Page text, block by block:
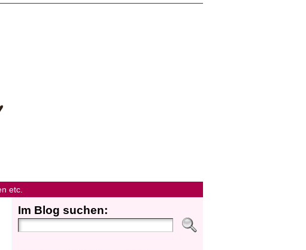
etc.
Im Blog suchen: